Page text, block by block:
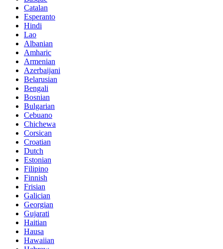
Catalan
Esperanto
Hindi
Lao
Albanian
Amharic
Armenian
Azerbaijani
Belarusian
Bengali
Bosnian
Bulgarian
Cebuano
Chichewa
Corsican
Croatian
Dutch
Estonian
Filipino
Finnish
Frisian
Galician
Georgian
Gujarati
Haitian
Hausa
Hawaiian